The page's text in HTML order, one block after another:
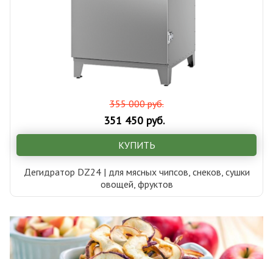
351 450 руб.
355 000 руб.
КУПИТЬ
Дегидратор DZ24 | для мясных чипсов, снеков, сушки
овощей, фруктов